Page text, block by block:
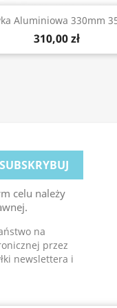
Aluminiowa 330mm
310,00 zł
Szybki podgląd
celu należy
na
przez
newslettera i